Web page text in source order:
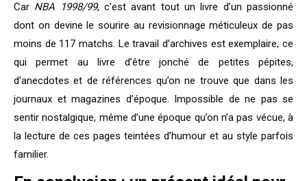
Car NBA 1998/99, c’est avant tout un livre d’un passionné
dont on devine le sourire au revisionnage méticuleux de pas
moins de 117 matchs. Le travail d’archives est exemplaire, ce
qui permet au livre d’être jonché de petites pépites,
d’anecdotes et de références qu’on ne trouve que dans les
journaux et magazines d’époque. Impossible de ne pas se
sentir nostalgique, même d’une époque qu’on n’a pas vécue, à
la lecture de ces pages teintées d’humour et au style parfois
familier.